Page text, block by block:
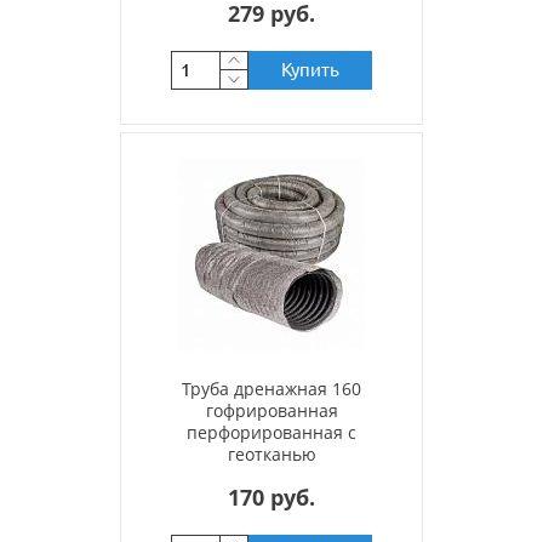
279 руб.
Купить
Труба дренажная 160
гофрированная
перфорированная с
геотканью
170 руб.